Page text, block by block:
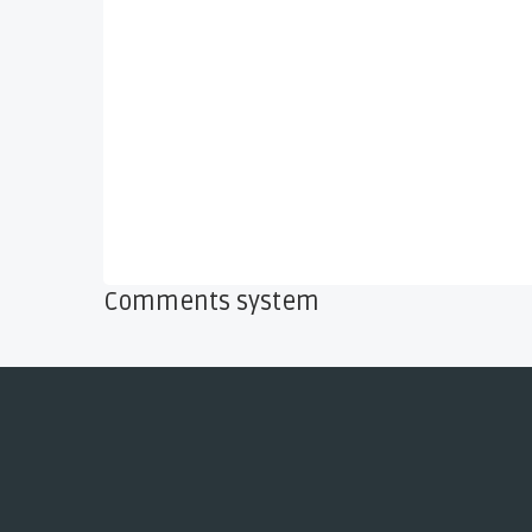
Comments system